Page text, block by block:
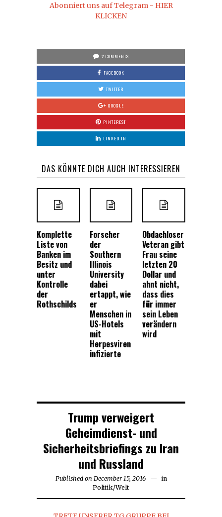
Abonniert uns auf Telegram - HIER
KLICKEN
2 COMMENTS
FACEBOOK
TWITTER
GOOGLE
PINTEREST
LINKED IN
DAS KÖNNTE DICH AUCH INTERESSIEREN
Komplette
Liste von
Banken im
Besitz und
unter
Kontrolle
der
Rothschilds
Forscher
der
Southern
Illinois
University
dabei
ertappt, wie
er
Menschen in
US-Hotels
mit
Herpesviren
infizierte
Obdachloser
Veteran gibt
Frau seine
letzten 20
Dollar und
ahnt nicht,
dass dies
für immer
sein Leben
verändern
wird
Trump verweigert
Geheimdienst- und
Sicherheitsbriefings zu Iran
und Russland
Published on December 15, 2016December
in
Politik/Welt